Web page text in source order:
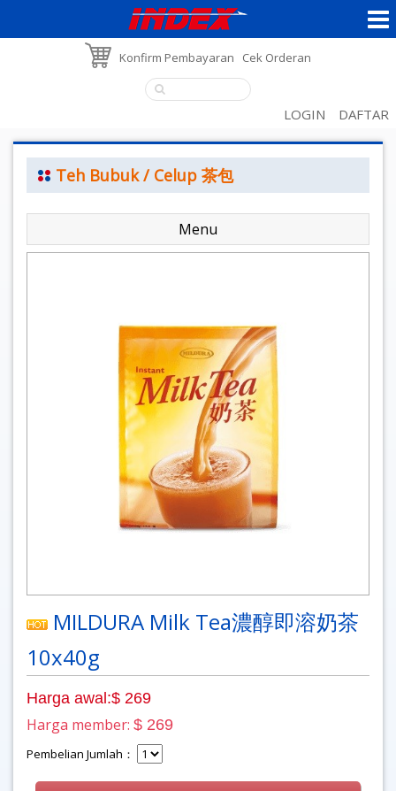
Konfirm Pembayaran Cek Orderan
LOGIN DAFTAR
Teh Bubuk / Celup 茶包
Menu
MILDURA Milk Tea濃醇即溶奶茶
10x40g
Harga awal:$ 269
Harga member: $ 269
Pembelian Jumlah：